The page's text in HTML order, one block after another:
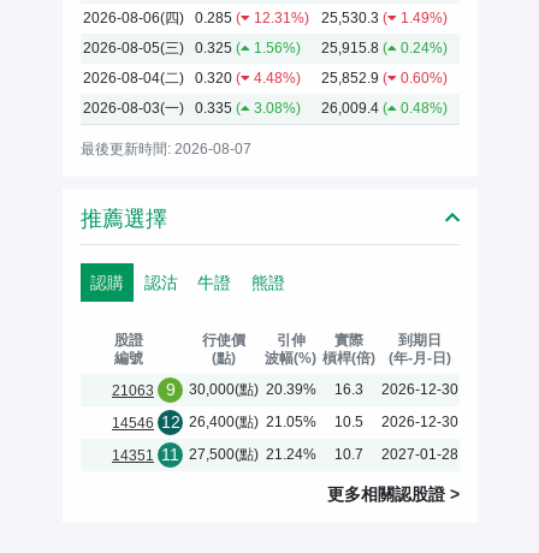
2026-08-06(四)
0.285 ( 12.31%) 25,530.3 (
1.49%)
2026-08-05(三)
0.325 ( 1.56%) 25,915.8 (
0.24%)
2026-08-04(二)
0.320 ( 4.48%) 25,852.9 (
0.60%)
2026-08-03(一)
0.335 ( 3.08%) 26,009.4 ( 0.48%)
最後更新時間: 2026-08-07
推薦選擇
認購 認沽 牛證 熊證
股證
編號
行使價
(點)
引伸
波幅(%)
實際
槓桿(倍)
到期日
(年-月-日)
21063
9 30,000(點) 20.39% 16.3
2026-12-30
14546 12 26,400(點) 21.05% 10.5
2026-12-30
14351 11 27,500(點) 21.24% 10.7 2027-01-28
更多相關認股證>